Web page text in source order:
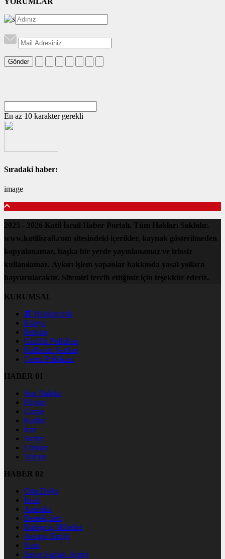
Gönder
En az 10 karakter gerekli
Sıradaki haber:
image
2025 - 2026 Katil İsrail Haber Portalı. Tüm Hakları Saklıdır.
www.katilisrail.com sitesindeki içerikler, kaynak gösterilmeden
kopyalanamaz, başka bir yerde yayınlanamaz ve izinsiz
kullanılamaz. Aykırı işlem yapanlar hakkında yasal yollara
başvurulacaktır. Sitemizi tercih ettiğiniz için teşekkür ederiz.
KURUMSAL
📰 Hakkımızda
Künye
İletişim
Gizlilik Politikası
Kullanım Şartları
Çerez Politikası
HABER 01
Son Dakika
Filistin
Gazze
Kudüs
İran
Suriye
Lübnan
Yemen
HABER 02
Orta Doğu
İsrail
Amerika
Destekçileri
Birleşmiş Milletler
Avrupa Birliği
Nato
Savaş Suçları Arşivi